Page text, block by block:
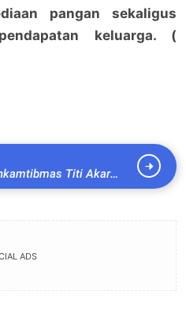
pangan sekaligus
keluarga. (
Titi Akar
pekarangan Kosong
ADS